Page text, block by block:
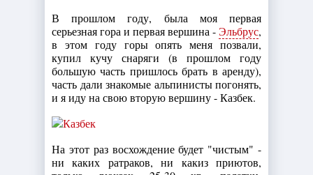
В прошлом году, была моя первая
серьезная гора и первая вершина -Эльбрус,
в этом году горы опять меня позвали,
купил кучу снаряги (в прошлом году
большую часть пришлось брать в аренду),
часть дали знакомые альпинисты погонять,
и я иду на свою вторую вершину - Казбек.
На этот раз восхождение будет "чистым" -
ни каких ратраков, ни какиз приютов,